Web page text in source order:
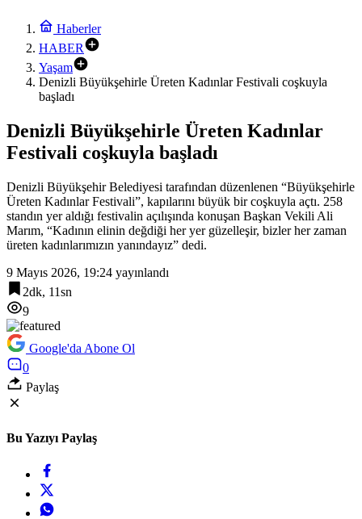
Haberler
HABER
Yaşam
Denizli Büyükşehirle Üreten Kadınlar Festivali coşkuyla
başladı
Denizli Büyükşehirle Üreten Kadınlar
Festivali coşkuyla başladı
Denizli Büyükşehir Belediyesi tarafından düzenlenen “Büyükşehirle
Üreten Kadınlar Festivali”, kapılarını büyük bir coşkuyla açtı. 258
standın yer aldığı festivalin açılışında konuşan Başkan Vekili Ali
Marım, “Kadının elinin değdiği her yer güzelleşir, bizler her zaman
üreten kadınlarımızın yanındayız” dedi.
9 Mayıs 2026, 19:24 yayınlandı
2dk, 11sn
9
Google'da Abone Ol
0
Paylaş
Bu Yazıyı Paylaş